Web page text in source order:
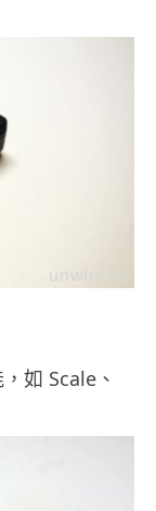
如 Scale、